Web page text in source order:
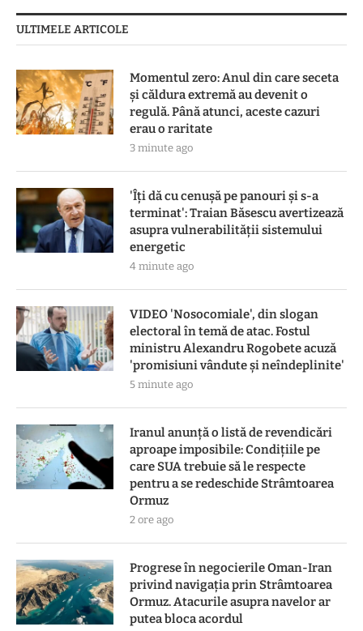
ULTIMELE ARTICOLE
Momentul zero: Anul din care seceta
și căldura extremă au devenit o
regulă. Până atunci, aceste cazuri
erau o raritate
3 minute ago
'Îți dă cu cenușă pe panouri și s-a
terminat': Traian Băsescu avertizează
asupra vulnerabilității sistemului
energetic
4 minute ago
VIDEO 'Nosocomiale', din slogan
electoral în temă de atac. Fostul
ministru Alexandru Rogobete acuză
'promisiuni vândute și neîndeplinite'
5 minute ago
Iranul anunță o listă de revendicări
aproape imposibile: Condițiile pe
care SUA trebuie să le respecte
pentru a se redeschide Strâmtoarea
Ormuz
2 ore ago
Progrese în negocierile Oman-Iran
privind navigația prin Strâmtoarea
Ormuz. Atacurile asupra navelor ar
putea bloca acordul